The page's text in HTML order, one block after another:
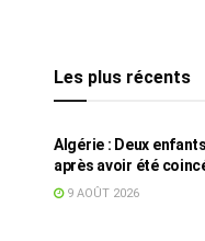
Les plus récents
Algérie : Deux
après avoir été
coffre d’une voiture
9 AOÛT 2026